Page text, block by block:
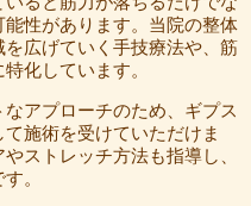
性があります。当院の整体
広げていく手技療法や、筋
化しています。
アプローチのため、ギプス
施術を受けていただけま
ストレッチ方法も指導し、
。